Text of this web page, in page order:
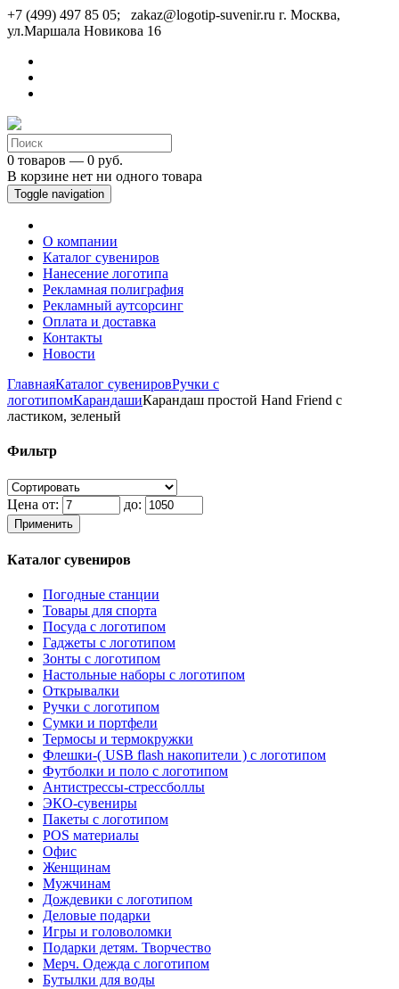
+7 (499) 497 85 05; zakaz@logotip-suvenir.ru г. Москва,
ул.Маршала Новикова 16
0 товаров — 0 руб.
В корзине нет ни одного товара
Toggle navigation
О компании
Каталог сувениров
Нанесение логотипа
Рекламная полиграфия
Рекламный аутсорсинг
Оплата и доставка
Контакты
Новости
ГлавнаяКаталог сувенировРучки с
логотипомКарандашиКарандаш простой Hand Friend с
ластиком, зеленый
Фильтр
Цена от: до:
Применить
Каталог сувениров
Погодные станции
Товары для спорта
Посуда с логотипом
Гаджеты с логотипом
Зонты с логотипом
Настольные наборы с логотипом
Открывалки
Ручки с логотипом
Сумки и портфели
Термосы и термокружки
Флешки-( USB flash накопители ) с логотипом
Футболки и поло с логотипом
Антистрессы-стрессболлы
ЭКО-сувениры
Пакеты с логотипом
POS материалы
Офис
Женщинам
Мужчинам
Дождевики с логотипом
Деловые подарки
Игры и головоломки
Подарки детям. Творчество
Мерч. Одежда с логотипом
Бутылки для воды